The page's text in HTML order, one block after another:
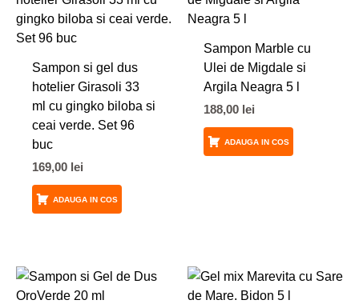
Sampon si gel dus
hotelier Girasoli 33
ml cu gingko biloba si
ceai verde. Set 96
buc
169,00 lei
ADAUGA IN COS
Sampon Marble cu
Ulei de Migdale si
Argila Neagra 5 l
188,00 lei
ADAUGA IN COS